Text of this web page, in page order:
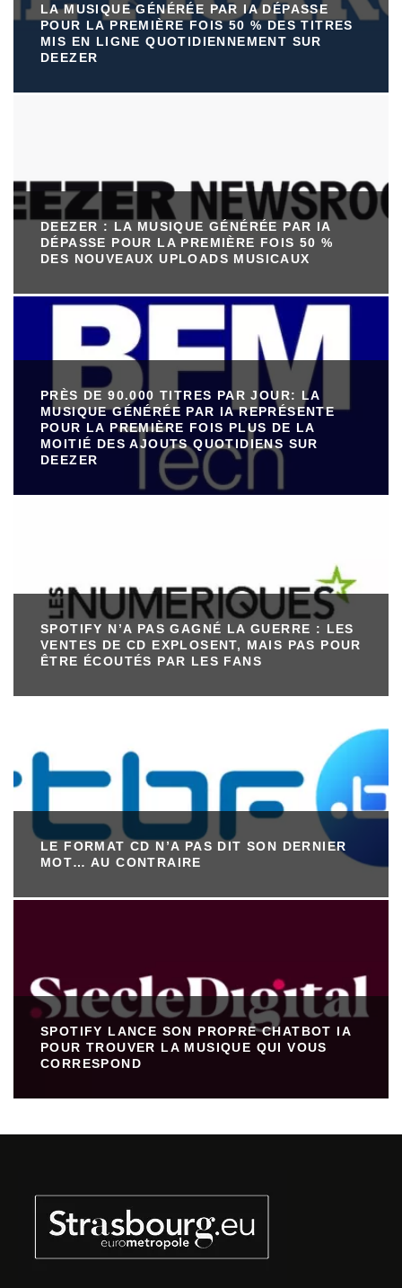
LA MUSIQUE GÉNÉRÉE PAR IA DÉPASSE
POUR LA PREMIÈRE FOIS 50 % DES TITRES
MIS EN LIGNE QUOTIDIENNEMENT SUR
DEEZER
DEEZER : LA MUSIQUE GÉNÉRÉE PAR IA
DÉPASSE POUR LA PREMIÈRE FOIS 50 %
DES NOUVEAUX UPLOADS MUSICAUX
PRÈS DE 90.000 TITRES PAR JOUR: LA
MUSIQUE GÉNÉRÉE PAR IA REPRÉSENTE
POUR LA PREMIÈRE FOIS PLUS DE LA
MOITIÉ DES AJOUTS QUOTIDIENS SUR
DEEZER
SPOTIFY N’A PAS GAGNÉ LA GUERRE : LES
VENTES DE CD EXPLOSENT, MAIS PAS POUR
ÊTRE ÉCOUTÉS PAR LES FANS
LE FORMAT CD N’A PAS DIT SON DERNIER
MOT… AU CONTRAIRE
SPOTIFY LANCE SON PROPRE CHATBOT IA
POUR TROUVER LA MUSIQUE QUI VOUS
CORRESPOND